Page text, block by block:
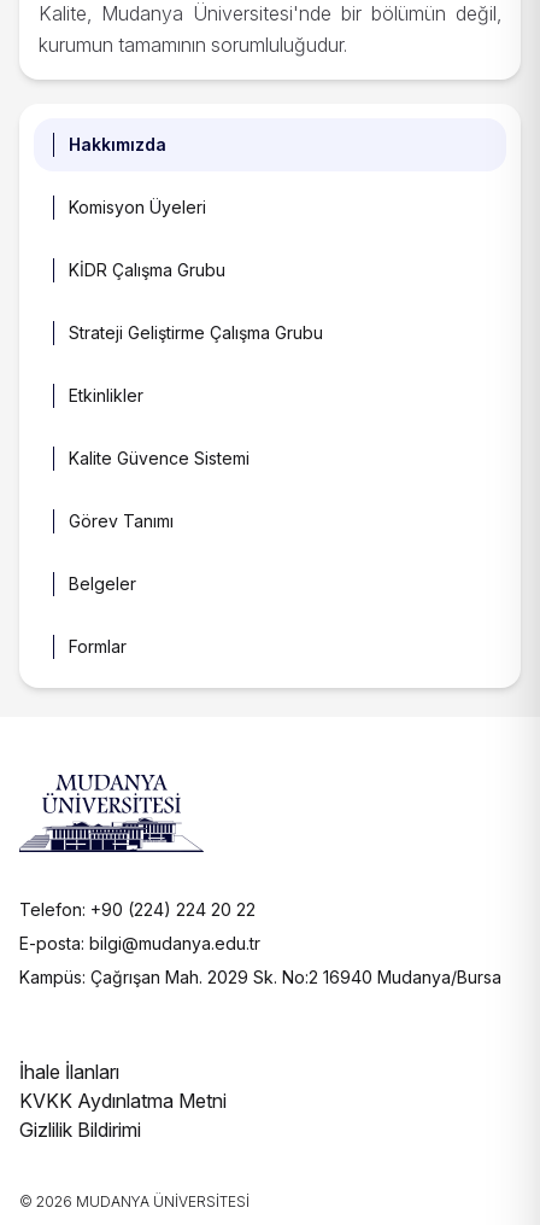
Hakkımızda
Komisyon Üyeleri
KİDR Çalışma Grubu
Strateji Geliştirme Çalışma Grubu
Etkinlikler
Kalite Güvence Sistemi
Görev Tanımı
Belgeler
Formlar
Kalite, Mudanya Üniversitesi'nde bir bölümün değil,
kurumun tamamının sorumluluğudur.
Telefon: +90 (224) 224 20 22
E-posta: bilgi@mudanya.edu.tr
Kampüs: Çağrışan Mah. 2029 Sk. No:2 16940 Mudanya/Bursa
İhale İlanları
KVKK Aydınlatma Metni
Gizlilik Bildirimi
© 2026 MUDANYA ÜNIVERSITESI